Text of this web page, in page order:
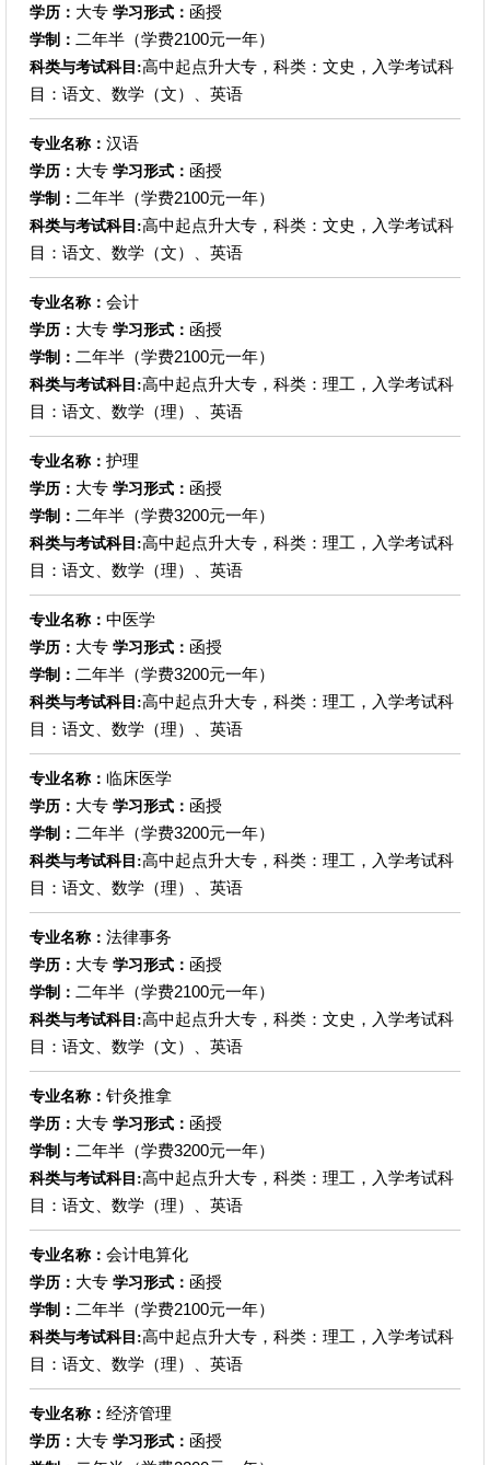
学历： 大专 学习形式： 函授
学制： 二年半（学费2100元一年）
科类与考试科目:高中起点升大专，科类：文史，入学考试科
目：语文、数学（文）、英语
专业名称： 汉语
学历： 大专 学习形式： 函授
学制： 二年半（学费2100元一年）
科类与考试科目:高中起点升大专，科类：文史，入学考试科
目：语文、数学（文）、英语
专业名称： 会计
学历： 大专 学习形式： 函授
学制： 二年半（学费2100元一年）
科类与考试科目:高中起点升大专，科类：理工，入学考试科
目：语文、数学（理）、英语
专业名称： 护理
学历： 大专 学习形式： 函授
学制： 二年半（学费3200元一年）
科类与考试科目:高中起点升大专，科类：理工，入学考试科
目：语文、数学（理）、英语
专业名称： 中医学
学历： 大专 学习形式： 函授
学制： 二年半（学费3200元一年）
科类与考试科目:高中起点升大专，科类：理工，入学考试科
目：语文、数学（理）、英语
专业名称： 临床医学
学历： 大专 学习形式： 函授
学制： 二年半（学费3200元一年）
科类与考试科目:高中起点升大专，科类：理工，入学考试科
目：语文、数学（理）、英语
专业名称： 法律事务
学历： 大专 学习形式： 函授
学制： 二年半（学费2100元一年）
科类与考试科目:高中起点升大专，科类：文史，入学考试科
目：语文、数学（文）、英语
专业名称： 针灸推拿
学历： 大专 学习形式： 函授
学制： 二年半（学费3200元一年）
科类与考试科目:高中起点升大专，科类：理工，入学考试科
目：语文、数学（理）、英语
专业名称： 会计电算化
学历： 大专 学习形式： 函授
学制： 二年半（学费2100元一年）
科类与考试科目:高中起点升大专，科类：理工，入学考试科
目：语文、数学（理）、英语
专业名称： 经济管理
学历： 大专 学习形式： 函授